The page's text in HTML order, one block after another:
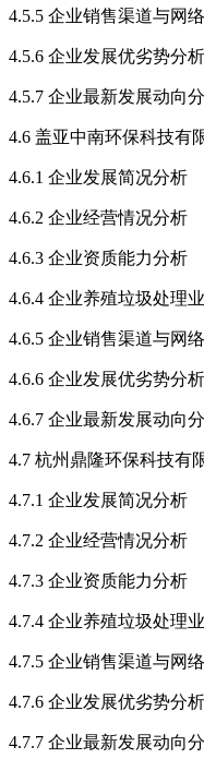
4.5.5 企业销售渠道与网
4.5.6 企业发展优劣势分析
4.5.7 企业最新发展动向
4.6 盖亚中南环保科技有
4.6.1 企业发展简况分析
4.6.2 企业经营情况分析
4.6.3 企业资质能力分析
4.6.4 企业养殖垃圾处理
4.6.5 企业销售渠道与网
4.6.6 企业发展优劣势分析
4.6.7 企业最新发展动向
4.7 杭州鼎隆环保科技有
4.7.1 企业发展简况分析
4.7.2 企业经营情况分析
4.7.3 企业资质能力分析
4.7.4 企业养殖垃圾处理
4.7.5 企业销售渠道与网
4.7.6 企业发展优劣势分析
4.7.7 企业最新发展动向